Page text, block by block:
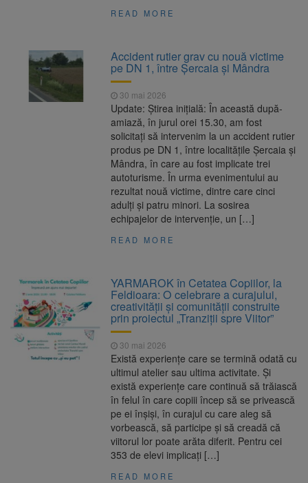
READ MORE
Accident rutier grav cu nouă victime
pe DN 1, între Șercaia și Mândra
30 mai 2026
Update: Știrea inițială: În această după-
amiază, în jurul orei 15.30, am fost
solicitați să intervenim la un accident rutier
produs pe DN 1, între localitățile Șercaia și
Mândra, în care au fost implicate trei
autoturisme. În urma evenimentului au
rezultat nouă victime, dintre care cinci
adulți și patru minori. La sosirea
echipajelor de intervenție, un […]
READ MORE
YARMAROK în Cetatea Copiilor, la
Feldioara: O celebrare a curajului,
creativității și comunității construite
prin proiectul „Tranziții spre Viitor”
30 mai 2026
Există experiențe care se termină odată cu
ultimul atelier sau ultima activitate. Și
există experiențe care continuă să trăiască
în felul în care copiii încep să se privească
pe ei înșiși, în curajul cu care aleg să
vorbească, să participe și să creadă că
viitorul lor poate arăta diferit. Pentru cei
353 de elevi implicați […]
READ MORE